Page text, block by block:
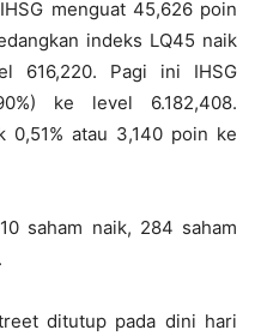
menguat 45,626 poin
indeks LQ45 naik
616,220. Pagi ini IHSG
ke level 6.182,408.
0,51% atau 3,140 poin ke
saham naik, 284 saham
ditutup pada dini hari